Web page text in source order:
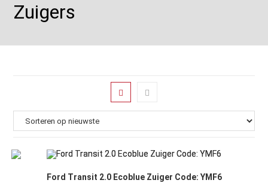
Zuigers
Ford Transit 2.0 Ecoblue Zuiger Code: YMF6